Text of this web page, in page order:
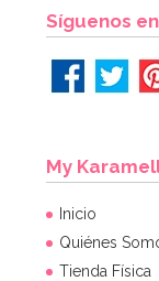
Síguenos en
My
Inicio
Quiénes
Tienda Física